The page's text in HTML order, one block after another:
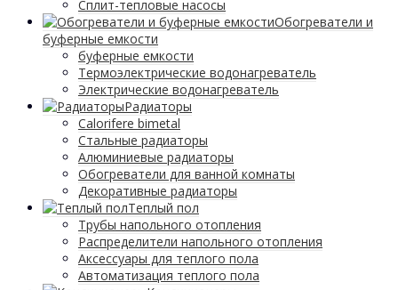
Сплит-тепловые насосы
Обогреватели и
буферные емкости
буферные емкости
Термоэлектрические водонагреватель
Электрические водонагреватель
Радиаторы
Calorifere bimetal
Стальные радиаторы
Алюминиевые радиаторы
Обогреватели для ванной комнаты
Декоративные радиаторы
Tеплый пол
Трубы напольного отопления
Распределители напольного отопления
Аксессуары для теплого пола
Автоматизация теплого пола